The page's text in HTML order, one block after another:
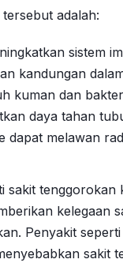
adalah:
sistem
kandungan
kuman dan
daya tahan
dapat melawan
sakit tenggorokan
kelegaan
Penyakit
sakit